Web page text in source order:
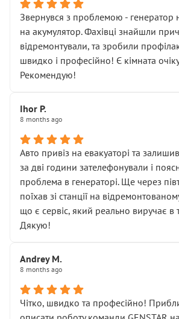
послуга. Тим більше, я був поруч і
діагностики ходової не
зауваження гроші за цю “послугу”
лише підтвердило мою правоту.
Але головне — я виїжджаю з боксу, і
залишився таким самим, як і був.
Далі ситуація тільки погіршилась:
• сказали, що тепер “потрібно знімати
• що біля авто стояти вже не можна
• почали озвучувати купу
чіткого пояснення
( ну все зняли та доробили) дякую!
Окремий момент, який виглядає
мені заявили, що бачок гальмівної
міняти разом із головним гальмівним
Для людини, яка хоча б трохи
це звучить як мінімум непрофесійно,
спроба продати дорогий вузол
ущільнювачів.
Що прикро — це не перший мій візит.
Звернувся з проблемою - генератор
на акумулятор. Фахівці знайшли
відремонтували, та зробили
швидко і професійно! Є кімната
Рекомендую!
Ihor P.
8 months ago
Авто привіз на евакуаторі та
за дві години зателефонували і
проблема в генераторі. Ще через
поїхав зі станції на
що є сервіс, який реально виручає в
Дякую!
Andrey M.
8 months ago
Чітко, швидко та професійно!